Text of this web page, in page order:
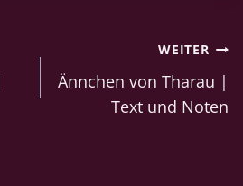
WEITER
Ännchen von Tharau |
Text und Noten